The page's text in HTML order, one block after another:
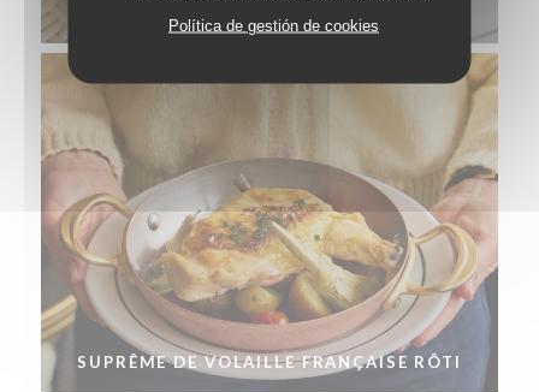
Política de gestión de cookies
SUPRÊME DE VOLAILLE FRANÇAISE RÔTI